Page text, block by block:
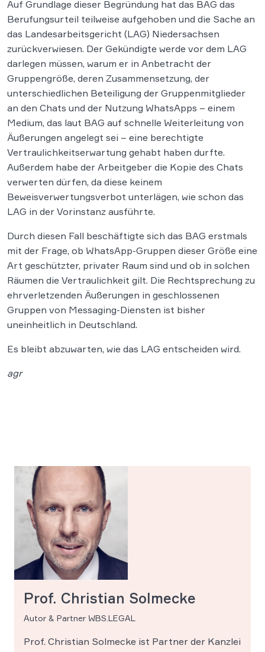
Auf Grundlage dieser Begründung hat das BAG das
Berufungsurteil teilweise aufgehoben und die Sache an
das Landesarbeitsgericht (LAG) Niedersachsen
zurückverwiesen. Der Gekündigte werde vor dem LAG
darlegen müssen, warum er in Anbetracht der
Gruppengröße, deren Zusammensetzung, der
unterschiedlichen Beteiligung der Gruppenmitglieder
an den Chats und der Nutzung WhatsApps – einem
Medium, das laut BAG auf schnelle Weiterleitung von
Äußerungen angelegt sei – eine berechtigte
Vertraulichkeitserwartung gehabt haben durfte.
Außerdem habe der Arbeitgeber die Kopie des Chats
verwerten dürfen, da diese keinem
Beweisverwertungsverbot unterlägen, wie schon das
LAG in der Vorinstanz ausführte.
Durch diesen Fall beschäftigte sich das BAG erstmals
mit der Frage, ob WhatsApp-Gruppen dieser Größe eine
Art geschützter, privater Raum sind und ob in solchen
Räumen die Vertraulichkeit gilt. Die Rechtsprechung zu
ehrverletzenden Äußerungen in geschlossenen
Gruppen von Messaging-Diensten ist bisher
uneinheitlich in Deutschland.
Es bleibt abzuwarten, wie das LAG entscheiden wird.
agr
Prof. Christian Solmecke
Autor & Partner WBS.LEGAL
Prof. Christian Solmecke ist Partner der Kanzlei